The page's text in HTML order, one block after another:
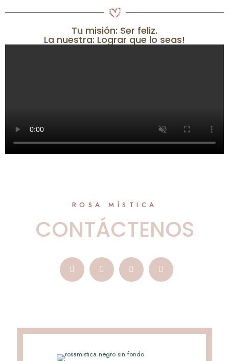
Tu misión: Ser feliz.
La nuestra: Lograr que lo seas!
ROSA MÍSTICA
CONTÁCTENOS